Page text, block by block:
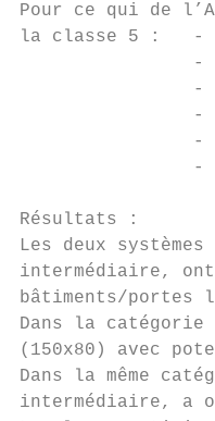
Pour ce qui de
la classe 5 :   -
-
-
-
-
-
Résultats :
Les deux
intermédiaire,
bâtiments/portes
Dans la catégorie
(150x80) avec
Dans la même
intermédiaire, a